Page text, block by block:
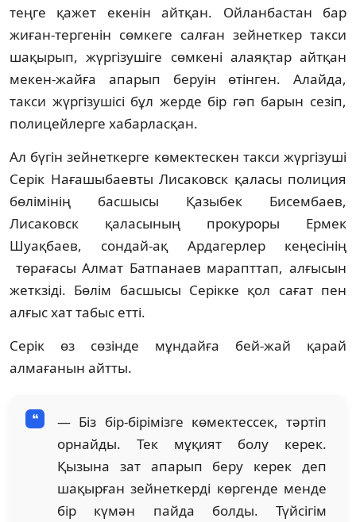
теңге қажет екенін айтқан. Ойланбастан бар
жиған-тергенін сөмкеге салған зейнеткер такси
шақырып, жүргізушіге сөмкені алаяқтар айтқан
мекен-жайға апарып беруін өтінген. Алайда,
такси жүргізушісі бұл жерде бір гәп барын сезіп,
полицейлерге хабарласқан.
Ал бүгін зейнеткерге көмектескен такси жүргізуші
Серік Нағашыбаевты Лисаковск қаласы полиция
бөлімінің басшысы Қазыбек Бисембаев,
Лисаковск қаласының прокуроры Ермек
Шуақбаев, сондай-ақ Ардагерлер кеңесінің
төрағасы Алмат Батпанаев марапттап, алғысын
жеткзіді. Бөлім басшысы Серікке қол сағат пен
алғыс хат табыс етті.
Серік өз сөзінде мұндайға бей-жай қарай
алмағанын айтты.
— Біз бір-бірімізге көмектессек, тәртіп
орнайды. Тек мұқият болу керек.
Қызына зат апарып беру керек деп
шақырған зейнеткерді көргенде менде
бір күмән пайда болды. Түйсігім